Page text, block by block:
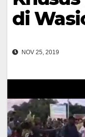
di
NOV 25, 2019